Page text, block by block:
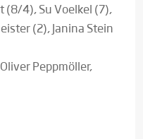
(8/4), Su Voelkel (7),
(2), Janina Stein
Peppmöller,